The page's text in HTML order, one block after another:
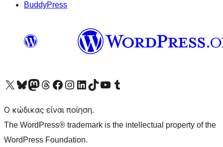
BuddyPress
Visit our X (formerly Twitter) account
Visit our Bluesky account
Επισκεφθείτε τον λογαριασμό μας στο Mastodon
Visit our Threads account
Επισκεφτείτε τη σελίδα μας στο Facebook
Επισκεφθείτε τον λογαριασμό μας Instagram
Επισκεφθείτε τον λογαριασμό μας LinkedIn
Visit our TikTok account
Visit our YouTube channel
Visit our Tumblr account
Ο κώδικας είναι ποίηση.
The WordPress® trademark is the intellectual property of the
WordPress Foundation.